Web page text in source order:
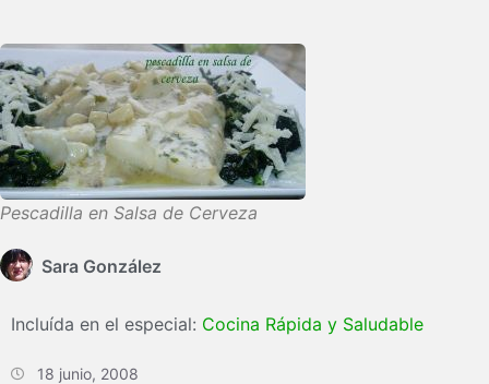
Pescadilla en Salsa de Cerveza
Sara González
Incluída en el especial: Cocina Rápida y Saludable
18 junio, 2008